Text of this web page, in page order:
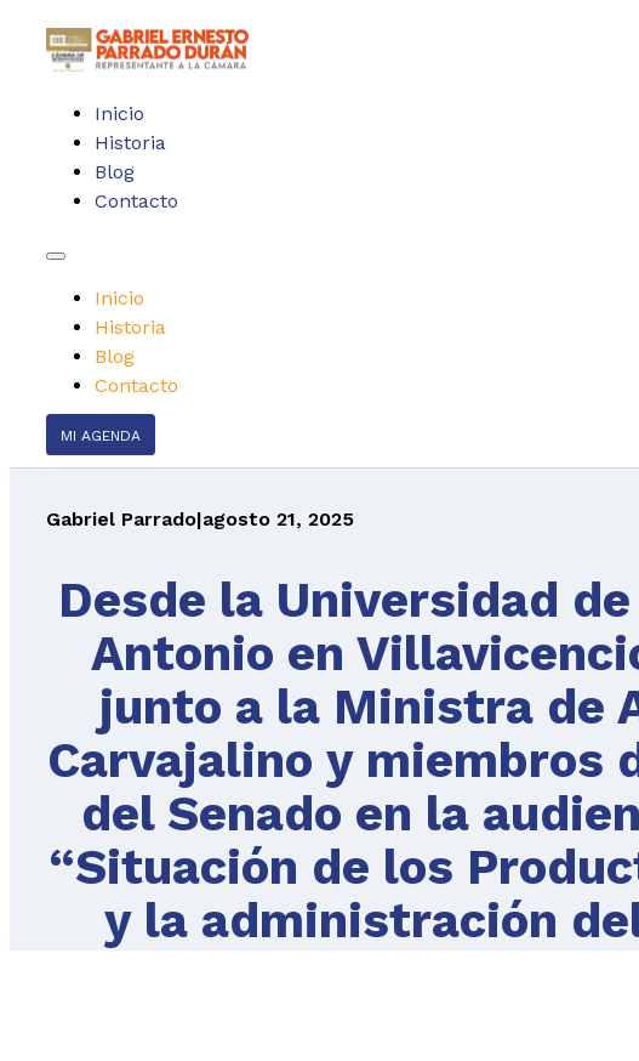
Inicio
Historia
Blog
Contacto
Inicio
Historia
Blog
Contacto
MI AGENDA
Gabriel Parrado|agosto 21, 2025
Desde la Universidad
Antonio en
junto a la Ministra de
Carvajalino y miembros
del Senado en la
“Situación de los
y la administración